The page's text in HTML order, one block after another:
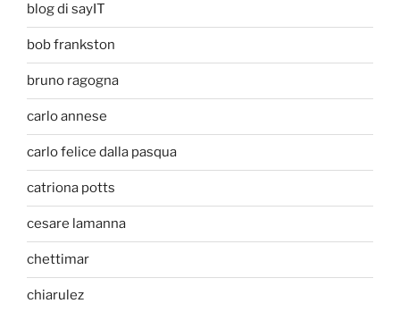
blog di sayIT
bob frankston
bruno ragogna
carlo annese
carlo felice dalla pasqua
catriona potts
cesare lamanna
chettimar
chiarulez